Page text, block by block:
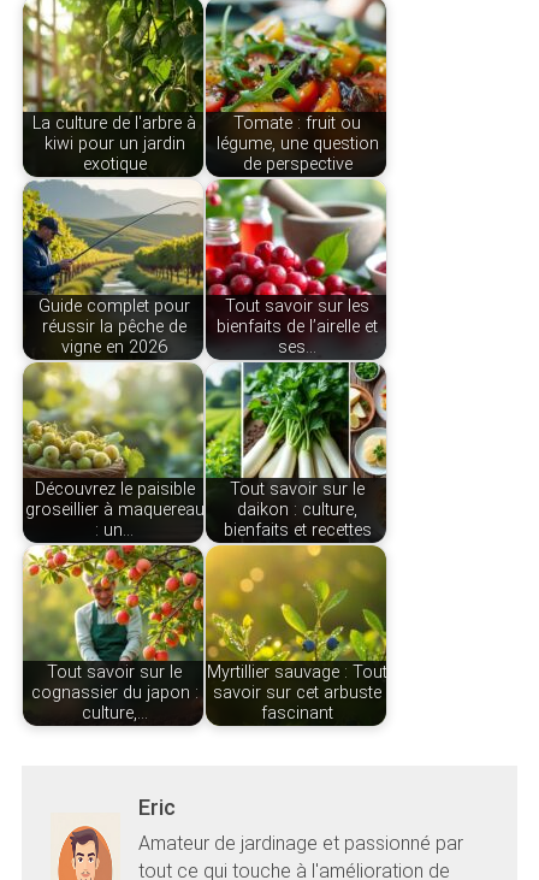
La culture de l'arbre à
kiwi pour un jardin
exotique
Tomate : fruit ou
légume, une question
de perspective
Guide complet pour
réussir la pêche de
vigne en 2026
Tout savoir sur les
bienfaits de l’airelle et
ses…
Découvrez le paisible
groseillier à maquereau
: un…
Tout savoir sur le
daikon : culture,
bienfaits et recettes
Tout savoir sur le
cognassier du japon :
culture,…
Myrtillier sauvage : Tout
savoir sur cet arbuste
fascinant
Eric
Amateur de jardinage et passionné par
tout ce qui touche à l'amélioration de